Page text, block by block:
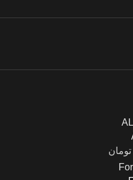
تومان